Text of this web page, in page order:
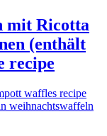
mit Ricotta
(enthält
recipe